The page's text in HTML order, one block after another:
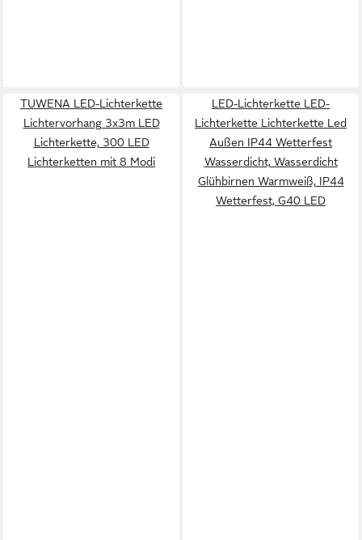
TUWENA LED-Lichterkette
Lichtervorhang 3x3m LED
Lichterkette, 300 LED
Lichterketten mit 8 Modi
LED-Lichterkette LED-
Lichterkette Lichterkette Led
Außen IP44 Wetterfest
Wasserdicht, Wasserdicht
Glühbirnen Warmweiß, IP44
Wetterfest, G40 LED